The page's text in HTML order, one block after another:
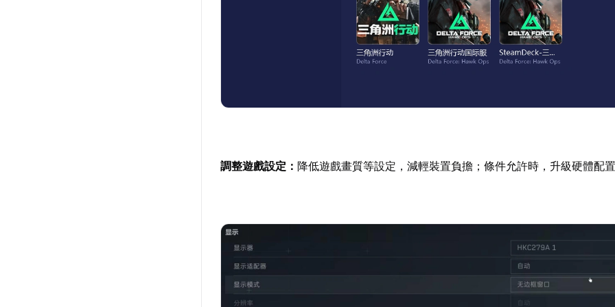
調整遊戲設定：降低遊戲畫質等設定，減輕裝置負擔；條件允許時，升級硬體配